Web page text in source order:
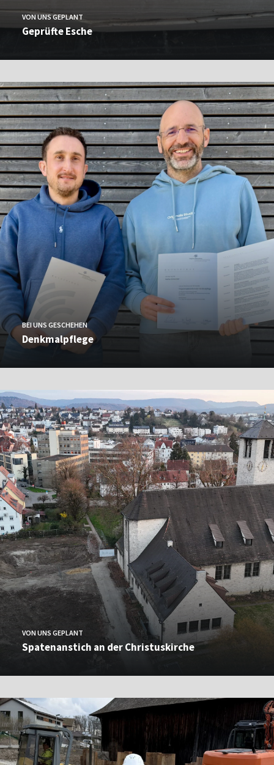
VON UNS GEPLANT
Geprüfte Esche
BEI UNS GESCHEHEN
Denkmalpflege
VON UNS GEPLANT
Spatenanstich an der Christuskirche